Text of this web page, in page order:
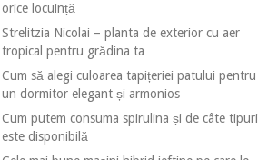
orice locuință
Strelitzia Nicolai – planta de exterior cu aer
tropical pentru grădina ta
Cum să alegi culoarea tapițeriei patului pentru
un dormitor elegant și armonios
Cum putem consuma spirulina și de câte tipuri
este disponibilă